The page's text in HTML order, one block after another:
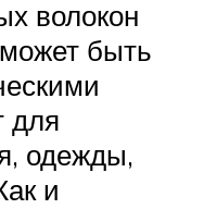
волокон
быть
для
одежды,
и